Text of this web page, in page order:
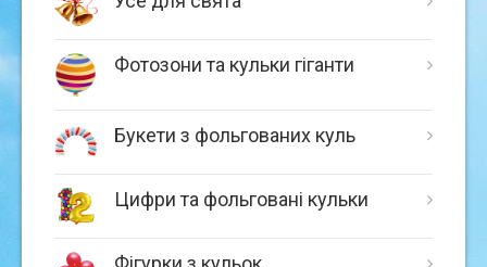
Фотозони та кульки гіганти
Букети з фольгованих куль
Цифри та фольговані кульки